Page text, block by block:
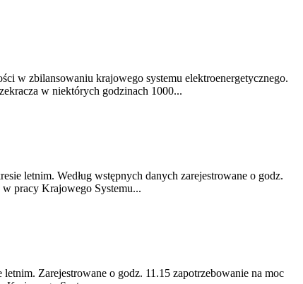
w zbilansowaniu krajowego systemu elektroenergetycznego.
w niektórych godzinach 1000...
letnim. Według wstępnych danych zarejestrowane o godz.
pracy Krajowego Systemu...
Zarejestrowane o godz. 11.15 zapotrzebowanie na moc